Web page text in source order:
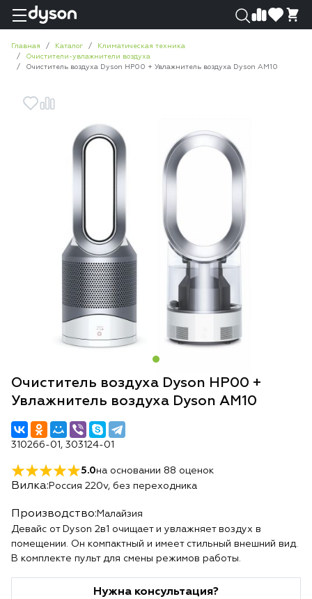
Главная Каталог
Климатическая техника
Очистители-увлажнители воздуха
Очиститель воздуха Dyson HP00 + Увлажнитель воздуха Dyson AM10
Очиститель воздуха Dyson HP00 +
Увлажнитель воздуха Dyson AM10
310266-01, 303124-01
5.0на основании 88 оценок
Вилка: Россия 220v, без переходника
Производство: Малайзия
Девайс от Dyson 2в1 очищает и увлажняет воздух в
помещении. Он компактный и имеет стильный внешний вид.
В комплекте пульт для смены режимов работы.
Нужна консультация?